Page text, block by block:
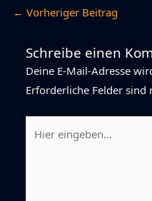
← Vorheriger Beitrag
Schreibe einen
Deine E-Mail-Adresse
Erforderliche Felder sind
eingeben…